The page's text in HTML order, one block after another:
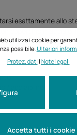
esattamente allo
coperchio in acciaio
minuti perché è
utilizza i cookie per
possibile.Ulteriori
Protez. dati |Note legali
Accetta tutti i cookie